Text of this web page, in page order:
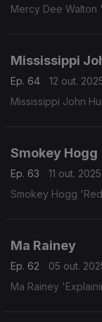
Mercy Dee
Mississippi
Ep. 64
12 out.
Mississippi John
Smokey Hogg
Ep. 63
11 out. 2025
Smokey Hogg
Ma Rainey
Ep. 62
05 out.
Ma Rainey